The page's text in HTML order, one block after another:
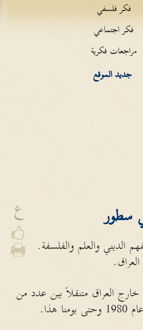
فكر فلسفي
فكر اجتماعي
مراجعات فكرية
جديد الموقع
ع سطور
الديني والعلم والفلسفة.
العراق متنقلاً بين عدد من